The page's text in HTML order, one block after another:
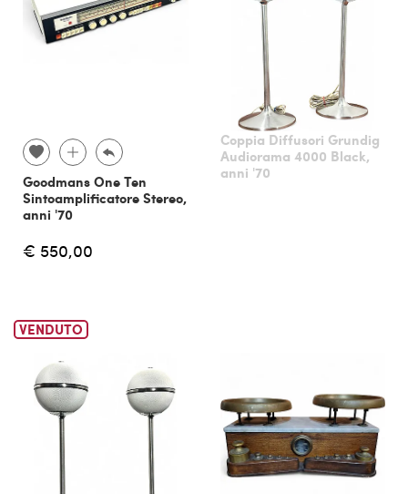
Goodmans One Ten
Sintoamplificatore Stereo,
anni '70
€ 550,00
Coppia Diffusori Grundig
Audiorama 4000 Black,
anni '70
VENDUTO